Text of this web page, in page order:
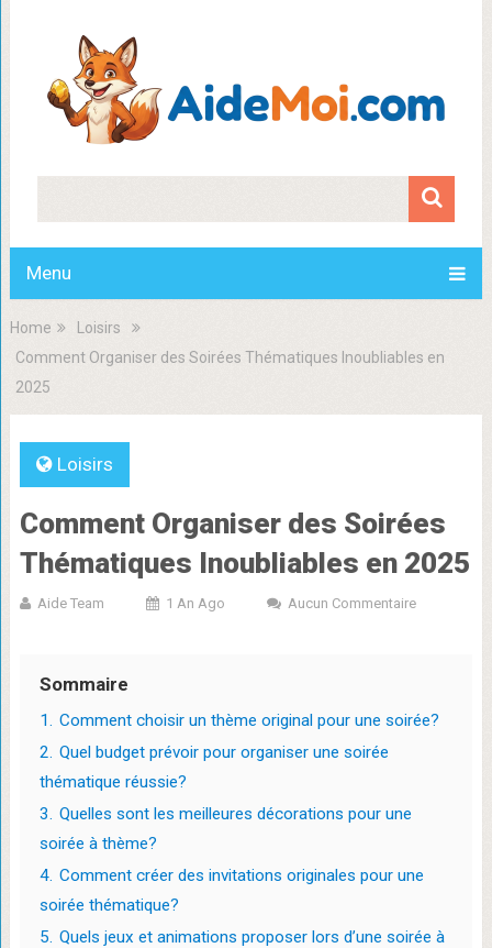
Menu
Home
Loisirs
Comment Organiser des Soirées Thématiques Inoubliables en
2025
Loisirs
Comment Organiser des Soirées
Thématiques Inoubliables en 2025
Aide Team 1 An Ago Aucun Commentaire
Sommaire
1. Comment choisir un thème original pour une soirée?
2. Quel budget prévoir pour organiser une soirée
thématique réussie?
3. Quelles sont les meilleures décorations pour une
soirée à thème?
4. Comment créer des invitations originales pour une
soirée thématique?
5. Quels jeux et animations proposer lors d’une soirée à